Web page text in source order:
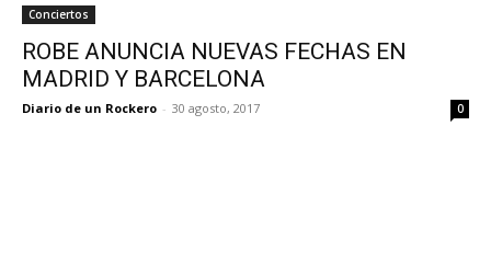
Conciertos
ROBE ANUNCIA NUEVAS FECHAS EN
MADRID Y BARCELONA
Diario de un Rockero - 30 agosto, 2017 0